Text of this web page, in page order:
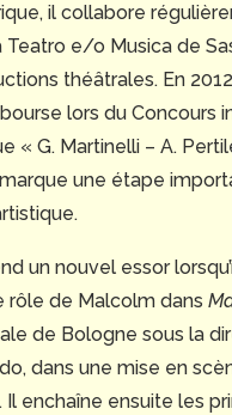
il collabore
e/o Musica de
théâtrales. En
lors du Concours
« G. Martinelli – A.
une étape
un nouvel essor
rôle de Malcolm dans
de Bologne sous la
dans une mise en
Il enchaîne ensuite les